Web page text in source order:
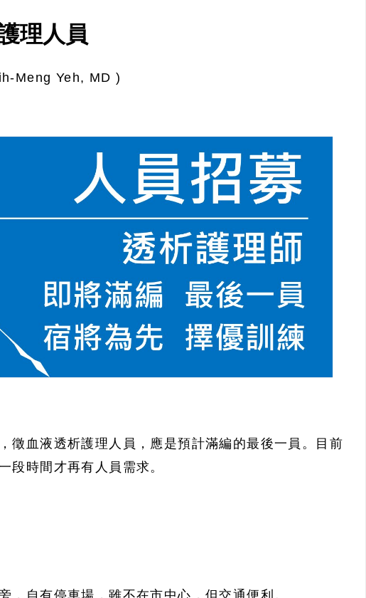
理人員
Meng Yeh, MD )
徵血液透析護理人員，應是預計滿編的最後一員。目前
段時間才再有人員需求。
，自有停車場，雖不在市中心，但交通便利。